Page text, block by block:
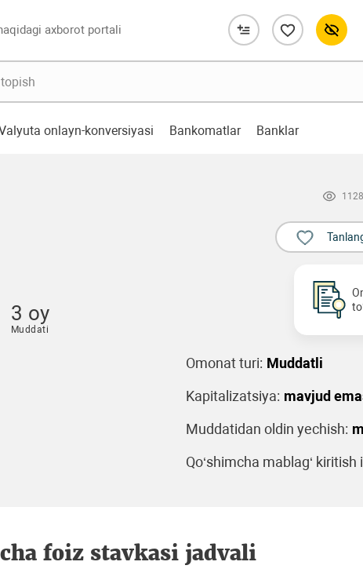
axborot portali
onlayn-konversiyasi Bankomatlar Banklar
1128
3 oy
Muddati
Omonat turi: Muddatli
Kapitalizatsiya: mavjud
Muddatidan oldin yechish:
Qo‘shimcha mablag‘
foiz stavkasi jadvali